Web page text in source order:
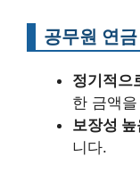
공무원 연금
정기적으
한 금액
보장성 높
니다.